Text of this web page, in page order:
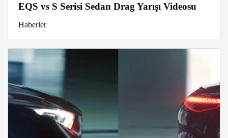
EQS vs S Serisi Sedan Drag Yarışı Videosu
Haberler